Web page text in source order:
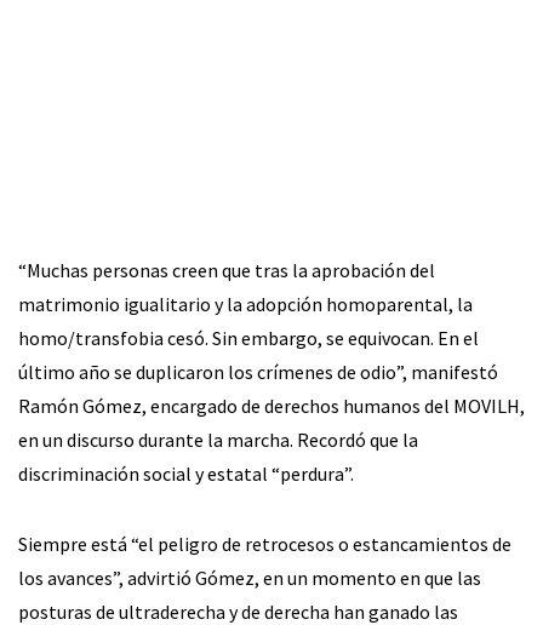
“Muchas personas creen que tras la aprobación del
matrimonio igualitario y la adopción homoparental, la
homo/transfobia cesó. Sin embargo, se equivocan. En el
último año se duplicaron los crímenes de odio”, manifestó
Ramón Gómez, encargado de derechos humanos del MOVILH,
en un discurso durante la marcha. Recordó que la
discriminación social y estatal “perdura”.
Siempre está “el peligro de retrocesos o estancamientos de
los avances”, advirtió Gómez, en un momento en que las
posturas de ultraderecha y de derecha han ganado las